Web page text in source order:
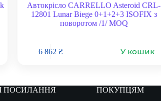
Автокрісло CARRELLO Asteroid CRL-
12801 Lunar Biege 0+1+2+3 ISOFIX з
поворотом /1/ MOQ
6 862 ₴ У кошик
ПОСИЛАННЯ
ПОКУПЦЯМ